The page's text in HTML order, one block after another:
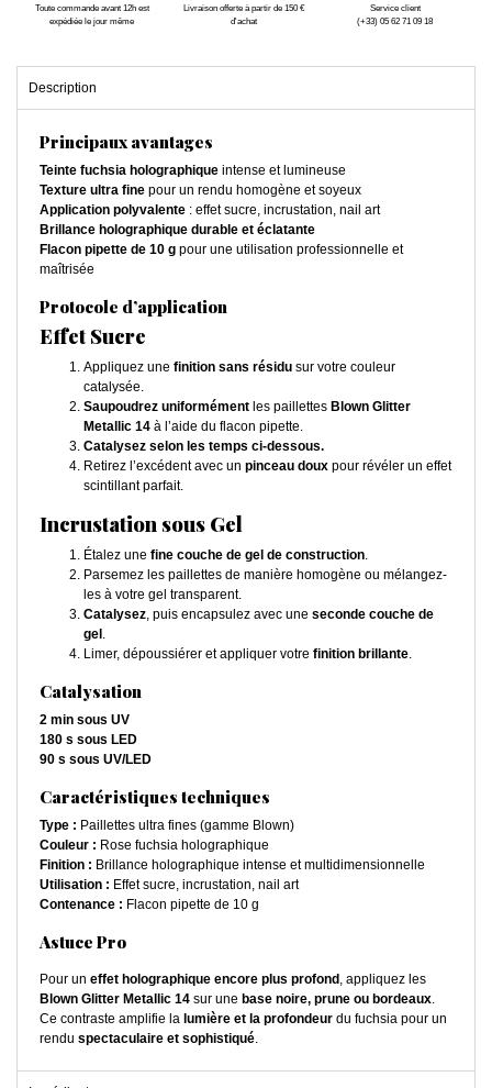
Toute commande avant 12h est
expédiée le jour même
Livraison offerte à partir de 150 €
d'achat
Service client
(+33) 05 62 71 09 18
Description
Principaux avantages
Teinte fuchsia holographique intense et lumineuse
Texture ultra fine pour un rendu homogène et soyeux
Application polyvalente : effet sucre, incrustation, nail art
Brillance holographique durable et éclatante
Flacon pipette de 10 g pour une utilisation professionnelle et
maîtrisée
Protocole d’application
Effet Sucre
Appliquez une finition sans résidu sur votre couleur
catalysée.
Saupoudrez uniformément les paillettes Blown Glitter
Metallic 14 à l’aide du flacon pipette.
Catalysez selon les temps ci-dessous.
Retirez l’excédent avec un pinceau doux pour révéler un effet
scintillant parfait.
Incrustation sous Gel
Étalez une fine couche de gel de construction.
Parsemez les paillettes de manière homogène ou mélangez-
les à votre gel transparent.
Catalysez, puis encapsulez avec une seconde couche de
gel.
Limer, dépoussiérer et appliquer votre finition brillante.
Catalysation
2 min sous UV
180 s sous LED
90 s sous UV/LED
Caractéristiques techniques
Type : Paillettes ultra fines (gamme Blown)
Couleur : Rose fuchsia holographique
Finition : Brillance holographique intense et multidimensionnelle
Utilisation : Effet sucre, incrustation, nail art
Contenance : Flacon pipette de 10 g
Astuce Pro
Pour un effet holographique encore plus profond, appliquez les
Blown Glitter Metallic 14 sur une base noire, prune ou bordeaux.
Ce contraste amplifie la lumière et la profondeur du fuchsia pour un
rendu spectaculaire et sophistiqué.